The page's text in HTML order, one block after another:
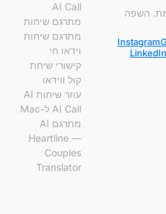
השפה
Instagram
LinkedIn
AI Call
מתרגם שיחות
מתרגם שיחות
וידאו חי
קישורי שיחת
קול ווידאו
עוזר שיחות AI
AI Call ל-Mac
מתרגם AI
Heartline —
Couples
Translator